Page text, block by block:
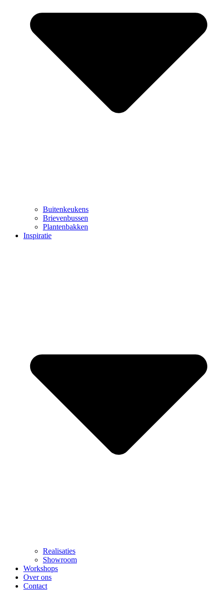
Buitenkeukens
Brievenbussen
Plantenbakken
Inspiratie
Realisaties
Showroom
Workshops
Over ons
Contact